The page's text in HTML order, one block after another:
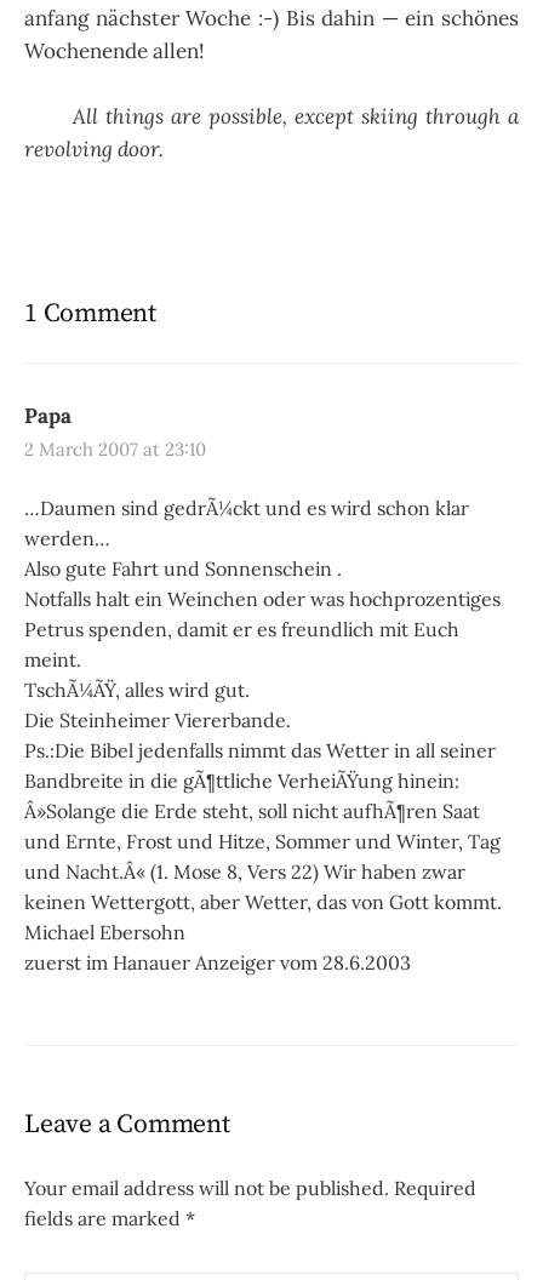
anfang nächster Woche :-) Bis dahin — ein schönes
Wochenende allen!
All things are possible, except skiing through a
revolving door.
1 Comment
Papa
2 March 2007 at 23:10
…Daumen sind gedrÃ¼ckt und es wird schon klar
werden…
Also gute Fahrt und Sonnenschein .
Notfalls halt ein Weinchen oder was hochprozentiges
Petrus spenden, damit er es freundlich mit Euch
meint.
TschÃ¼ÃŸ, alles wird gut.
Die Steinheimer Viererbande.
Ps.:Die Bibel jedenfalls nimmt das Wetter in all seiner
Bandbreite in die gÃ¶ttliche VerheiÃŸung hinein:
Â»Solange die Erde steht, soll nicht aufhÃ¶ren Saat
und Ernte, Frost und Hitze, Sommer und Winter, Tag
und Nacht.Â« (1. Mose 8, Vers 22) Wir haben zwar
keinen Wettergott, aber Wetter, das von Gott kommt.
Michael Ebersohn
zuerst im Hanauer Anzeiger vom 28.6.2003
Leave a Comment
Your email address will not be published. Required
fields are marked *